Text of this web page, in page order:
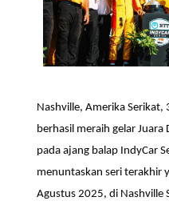
Nashville, Amerika Serikat,
berhasil meraih gelar
pada ajang balap IndyCar
menuntaskan seri terakhir
Agustus 2025, di Nashville